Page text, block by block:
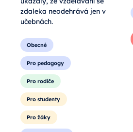
ukázaly, že vzdělávání se
zdaleka neodehrává jen v
učebnách.
Obecné
Pro pedagogy
Pro rodiče
Pro studenty
Pro žáky